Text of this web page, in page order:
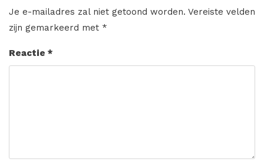
Je e-mailadres zal niet getoond worden. Vereiste velden
zijn gemarkeerd met *
Reactie *